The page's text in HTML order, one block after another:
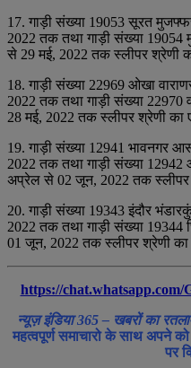
17. गाड़ी संख्‍या 19053 सूरत
2022 तक तथा गाड़ी संख्‍या
से 29 मई, 2022 तक स्‍लीपर श्रेणी
18. गाड़ी संख्‍या 22969 ओखा
2022 तक तथा गाड़ी संख्‍या
28 मई, 2022 तक स्‍लीपर श्रेणी का
19. गाड़ी संख्‍या 12941 भावनगर
2022 तक तथा गाड़ी संख्‍या
अप्रेल से 02 जून, 2022 तक स्‍लीपर
20. गाड़ी संख्‍या 19343 इंदौर
2022 तक तथा गाड़ी संख्‍या 19344
01 जून, 2022 तक स्‍लीपर श्रेणी
https://
न्यूज़ इंडिया 365 – खबरों का
महत्वपूर्ण समाचारो के साथ अपने
पर